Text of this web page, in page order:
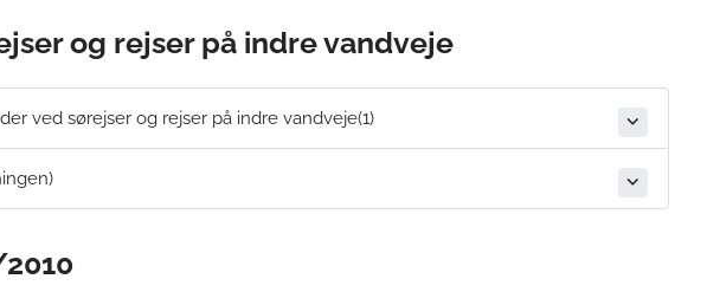
og rejser på indre vandveje
ved sørejser og rejser på indre vandveje(1)